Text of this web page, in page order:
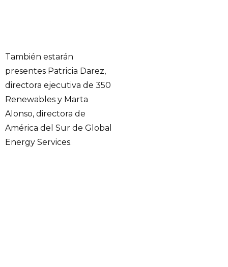
También estarán
presentes Patricia Darez,
directora ejecutiva de 350
Renewables y Marta
Alonso, directora de
América del Sur de Global
Energy Services.